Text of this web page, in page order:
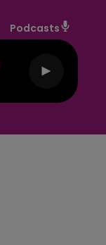
Podcasts